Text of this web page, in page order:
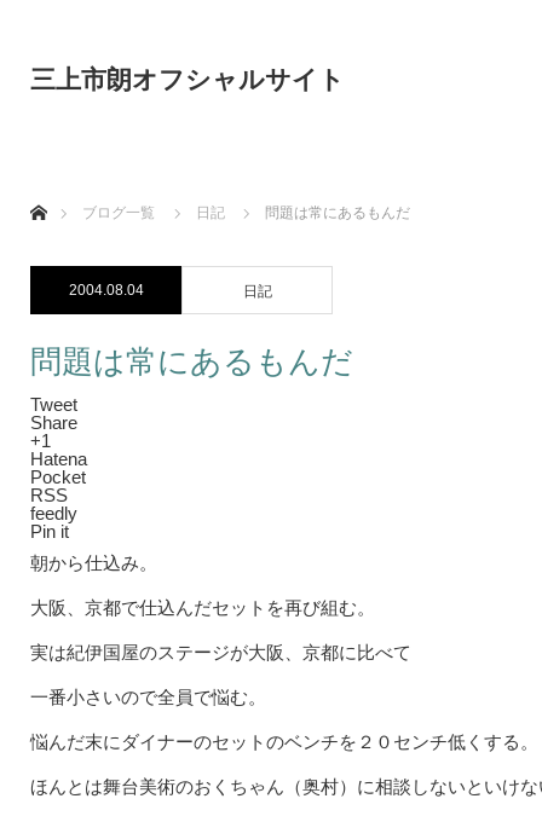
三上市朗オフシャルサイト
ブログ一覧
日記 問題は常にあるもんだ
2004.08.04 日記
問題は常にあるもんだ
Tweet
Share
+1
Hatena
Pocket
RSS
feedly
Pin it
朝から仕込み。
大阪、京都で仕込んだセットを再び組む。
実は紀伊国屋のステージが大阪、京都に比べて
一番小さいので全員で悩む。
悩んだ末にダイナーのセットのベンチを２０センチ低くする。
ほんとは舞台美術のおくちゃん（奥村）に相談しないといけ